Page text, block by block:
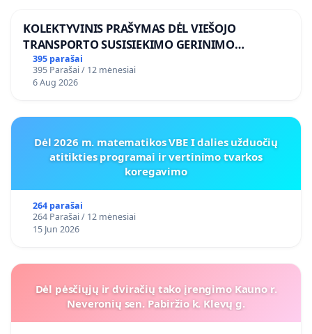
KOLEKTYVINIS PRAŠYMAS DĖL VIEŠOJO
TRANSPORTO SUSISIEKIMO GERINIMO
VOSYLIUKŲ KAIME
395 parašai
395 Parašai / 12 mėnesiai
6 Aug 2026
Dėl 2026 m. matematikos VBE I dalies užduočių
atitikties programai ir vertinimo tvarkos
koregavimo
264 parašai
264 Parašai / 12 mėnesiai
15 Jun 2026
Dėl pėsčiųjų ir dviračių tako įrengimo Kauno r.
Neveronių sen. Pabiržio k. Klevų g.